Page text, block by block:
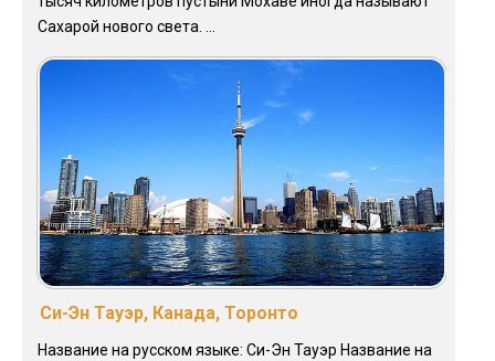
Сахарой нового света. ...
Си-Эн Тауэр, Канада, Торонто
Название на русском языке: Си-Эн Тауэр Название на